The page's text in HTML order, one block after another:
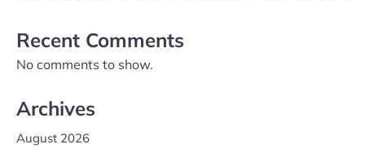
Recent Comments
No comments to show.
Archives
August 2026